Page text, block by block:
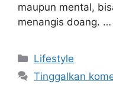
maupun mental,
menangis doang. …
Kategori
Lifestyle
Tinggalkan